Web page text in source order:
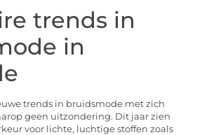
trends in
in
trends in bruidsmode met zich
geen uitzondering. Dit jaar zien
voor lichte, luchtige stoffen zoals